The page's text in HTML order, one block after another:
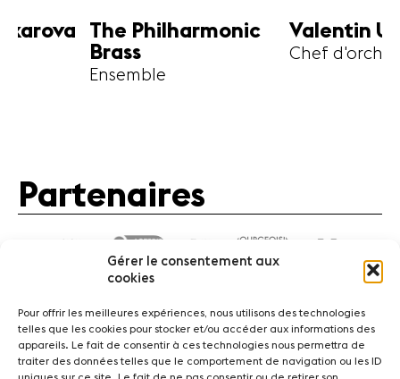
Gérer le consentement aux
cookies
Pour offrir les meilleures expériences, nous utilisons des technologies
telles que les cookies pour stocker et/ou accéder aux informations des
appareils. Le fait de consentir à ces technologies nous permettra de
traiter des données telles que le comportement de navigation ou les ID
Valentin Uryupin
Chef d'orchestre
Amihai
Alto
Partenaires
ActualitésConcerts Bénévoles Médiation